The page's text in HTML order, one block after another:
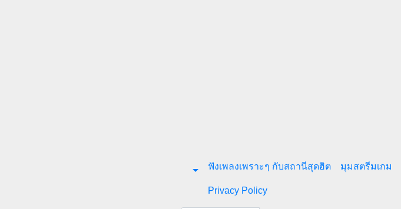
ฟังเพลงเพราะๆ กับสถานีสุดฮิต มุมสตรีมเกม
Privacy Policy